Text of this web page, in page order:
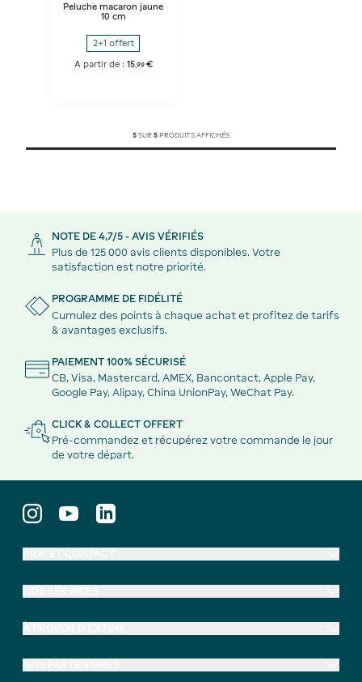
Peluche macaron jaune
10 cm
2+1 offert
A partir de : 15,99 €
5 SUR 5 PRODUITS AFFICHÉS
NOTE DE 4,7/5 - AVIS VÉRIFIÉS
Plus de 125 000 avis clients disponibles. Votre
satisfaction est notre priorité.
PROGRAMME DE FIDÉLITÉ
Cumulez des points à chaque achat et profitez de tarifs
& avantages exclusifs.
PAIEMENT 100% SÉCURISÉ
CB, Visa, Mastercard, AMEX, Bancontact, Apple Pay,
Google Pay, Alipay, China UnionPay, WeChat Pay.
CLICK & COLLECT OFFERT
Pré-commandez et récupérez votre commande le jour
de votre départ.